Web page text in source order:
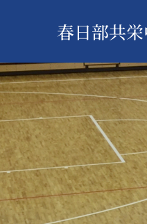
春日部共